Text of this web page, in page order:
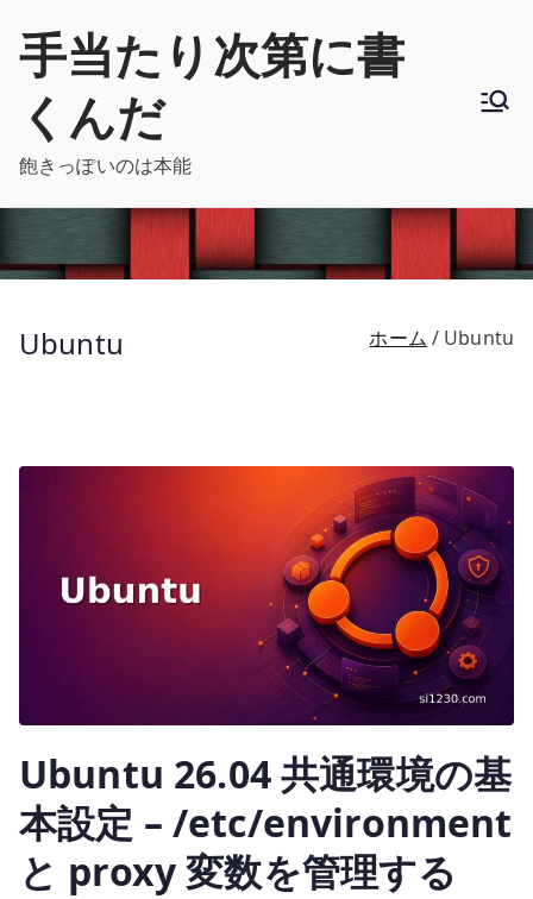
手当たり次第に書
くんだ
飽きっぽいのは本能
Ubuntu ホーム Ubuntu
Ubuntu 26.04 共通環境の基
本設定 – /etc/environment
と proxy 変数を管理する